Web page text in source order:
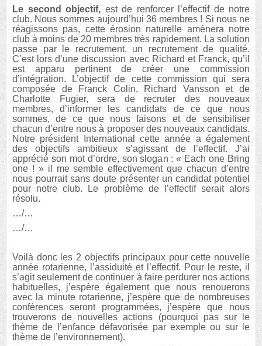
Le second objectif, est de renforcer l’effectif de notre
club. Nous sommes aujourd’hui 36 membres ! Si nous ne
réagissons pas, cette érosion naturelle amènera notre
club à moins de 20 membres très rapidement. La solution
passe par le recrutement, un recrutement de qualité.
C’est lors d’une discussion avec Richard et Franck, qu’il
est apparu pertinent de créer une commission
d’intégration. L’objectif de cette commission qui sera
composée de Franck Colin, Richard Vansson et de
Charlotte Fugier, sera de recruter des nouveaux
membres, d’informer les candidats de ce que nous
sommes, de ce que nous faisons et de sensibiliser
chacun d’entre nous à proposer des nouveaux candidats.
Notre président International cette année a également
des objectifs ambitieux s’agissant de l’effectif. J’ai
apprécié son mot d’ordre, son slogan : « Each one Bring
one ! » il me semble effectivement que chacun d’entre
nous pourrait sans doute présenter un candidat potentiel
pour notre club. Le problème de l’effectif serait alors
résolu.
…/…
…/…
Voilà donc les 2 objectifs principaux pour cette nouvelle
année rotarienne, l’assiduité et l’effectif. Pour le reste, il
s’agit seulement de continuer à faire perdurer nos actions
habituelles, j’espère également que nous renouerons
avec la minute rotarienne, j’espère que de nombreuses
conférences seront programmées, j’espère que nous
trouverons de nouvelles actions (pourquoi pas sur le
thème de l’enfance défavorisée par exemple ou sur le
thème de l’environnement).